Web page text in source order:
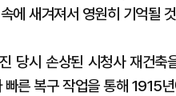
에 새겨져서 영원히 기억될
당시 손상된 시청사 재건축
른 복구 작업을 통해 1915